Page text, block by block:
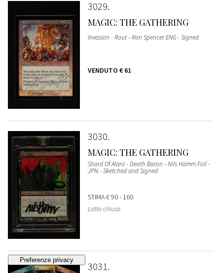
3029
MAGIC: THE GATHERING
Invasion - Rout - Ron Spencer ENG - Signed
VENDUTO € 61
3030
MAGIC: THE GATHERING
Shard Of Alara - Death Baron - Nils Hamm Foil -
JPN - Sketched and Signed
STIMA€ 90 - 160
Lotto chiuso
3031